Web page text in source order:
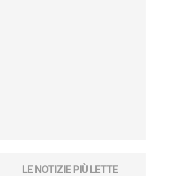
LE NOTIZIE PIÙ LETTE